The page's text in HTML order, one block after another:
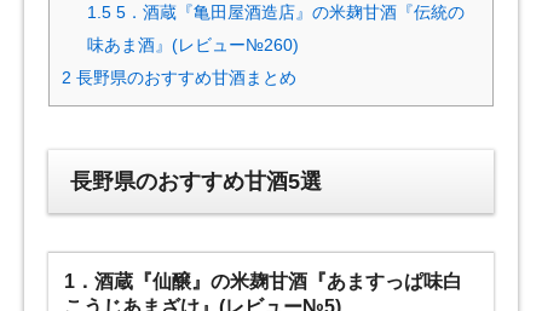
1.5 5．酒蔵『亀田屋酒造店』の米麹甘酒『伝統の
味あま酒』(レビュー№260)
2 長野県のおすすめ甘酒まとめ
長野県のおすすめ甘酒5選
1．酒蔵『仙醸』の米麹甘酒『あますっぱ味白
こうじあまざけ』(レビュー№5)